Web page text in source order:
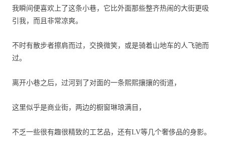
我瞬间便喜欢上了这条小巷，它比外面那些整齐热闹的大街更吸
引我，而且非常凉爽。
不时有散步者擦肩而过，交换微笑，或是骑着山地车的人飞驰而
过。
离开小巷之后，过河到了对面的一条熙熙攘攘的街道，
这里似乎是商业街，两边的橱窗琳琅满目，
不乏一些很有趣很精致的工艺品，还有LV等几个奢侈品的身影。